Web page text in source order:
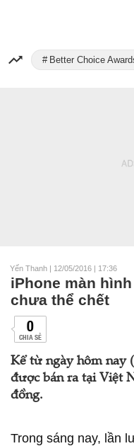
Better Choice
Yến Thanh | 12/05/2016 | 17:36
iPhone màn
chưa thể chết
0
CHIA SẺ
Kể từ ngày hôm nay
được bán ra tại Việt
đồng.
Trong sáng nay, lần